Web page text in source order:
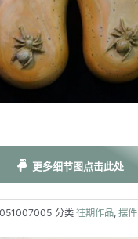
更多细节图点击此处
分类 往期作品,摆件